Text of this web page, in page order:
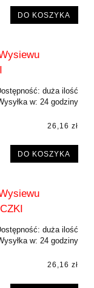
DO KOSZYKA
duża ilość
w: 24 godziny
26,16 zł
DO KOSZYKA
duża ilość
w: 24 godziny
26,16 zł